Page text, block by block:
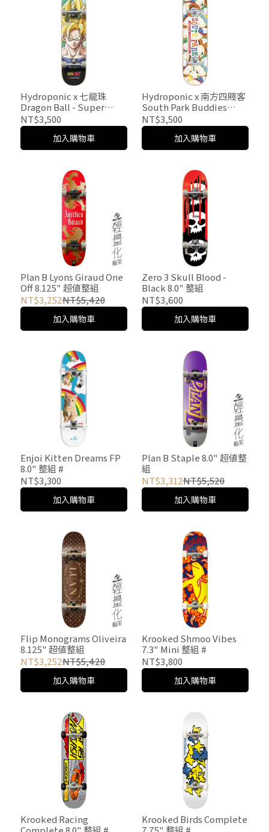
Hydroponic x 七龍珠
Dragon Ball - Super
Saiyan 8.0" 整組
NT$3,500
加入購物車
Hydroponic x 南方四賤客
South Park Buddies
7.25" 整組
NT$3,500
加入購物車
Plan B Lyons Giraud One
Off 8.125" 超值整組
NT$3,252NT$5,420
加入購物車
Zero 3 Skull Blood -
Black 8.0" 整組
NT$3,600
加入購物車
Enjoi Kitten Dreams FP
8.0" 整組 #
NT$3,300
加入購物車
Plan B Staple 8.0" 超值整
組
NT$3,312NT$5,520
加入購物車
Flip Monograms Oliveira
8.125" 超值整組
NT$3,252NT$5,420
加入購物車
Krooked Shmoo Vibes
7.3" Mini 整組 #
NT$3,800
加入購物車
Krooked Racing
Krooked Birds Complete